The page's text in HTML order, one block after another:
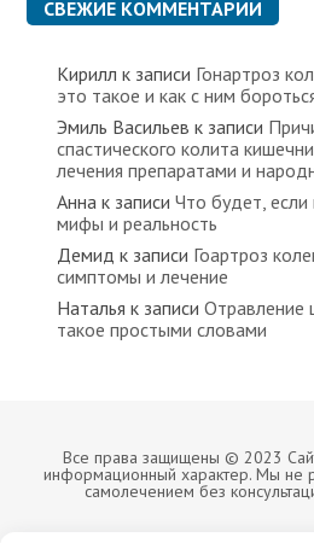
СВЕЖИЕ КОММЕНТАРИИ
Кирилл к записи Гонартроз
это такое и как с ним
Эмиль Васильев к записи
спастического колита
лечения препаратами и
Анна к записиЧто будет, если
мифы и реальность
Демид к записи Гоартроз
симптомы и лечение
Наталья к записиОтравление
такое простыми словами
Все права защищены © 2023
информационный характер. Мы не
самолечением без